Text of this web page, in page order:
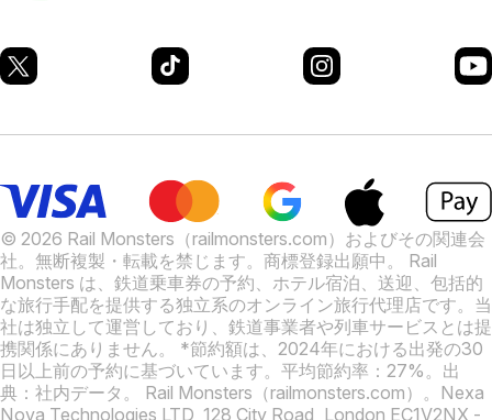
© 2026 Rail Monsters（railmonsters.com）およびその関連会
社。無断複製・転載を禁じます。商標登録出願中。 Rail
Monsters は、鉄道乗車券の予約、ホテル宿泊、送迎、包括的
な旅行手配を提供する独立系のオンライン旅行代理店です。当
社は独立して運営しており、鉄道事業者や列車サービスとは提
携関係にありません。 *節約額は、2024年における出発の30
日以上前の予約に基づいています。平均節約率：27%。出
典：社内データ。 Rail Monsters（railmonsters.com）。Nexa
Nova Technologies LTD, 128 City Road, London EC1V2NX -